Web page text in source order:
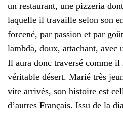
un restaurant, une pizzeria
laquelle il travaille selon son
forcené, par passion et par
lambda, doux, attachant, avec
Il aura donc traversé comme
véritable désert. Marié très
vite arrivés, son histoire est
d’autres Français. Issu de la